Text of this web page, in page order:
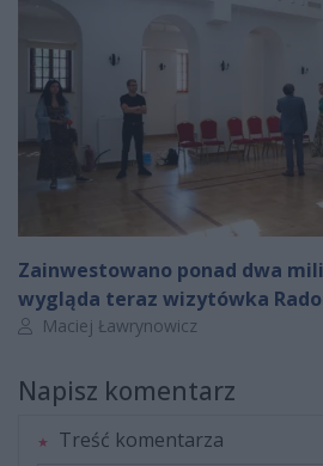
Zainwestowano ponad dwa
wygląda teraz wizytówka
Autor artykułu:
Maciej Ławrynowicz
Napisz komentarz
Treść komentarza